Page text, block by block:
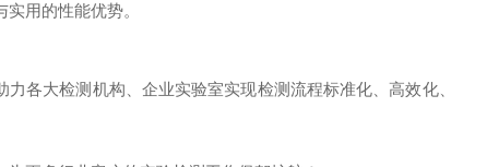
用的性能优势。
各大检测机构、企业实验室实现检测流程标准化、高效化、